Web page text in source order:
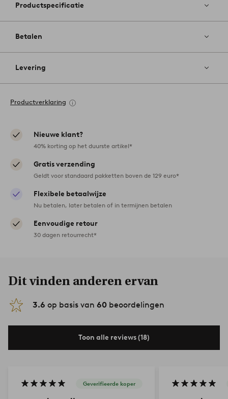
Productspecificatie
Betalen
Levering
Productverklaring
Nieuwe klant?
40% korting op het duurste artikel*
Gratis verzending
Geldt voor standaard pakketten boven de 129 euro*
Flexibele betaalwijze
Nu betalen, later betalen of in termijnen betalen
Eenvoudige retour
30 dagen retourrecht*
Dit vinden anderen ervan
3.6 op basis van 60 beoordelingen
Toon alle reviews (18)
Geverifieerde koper